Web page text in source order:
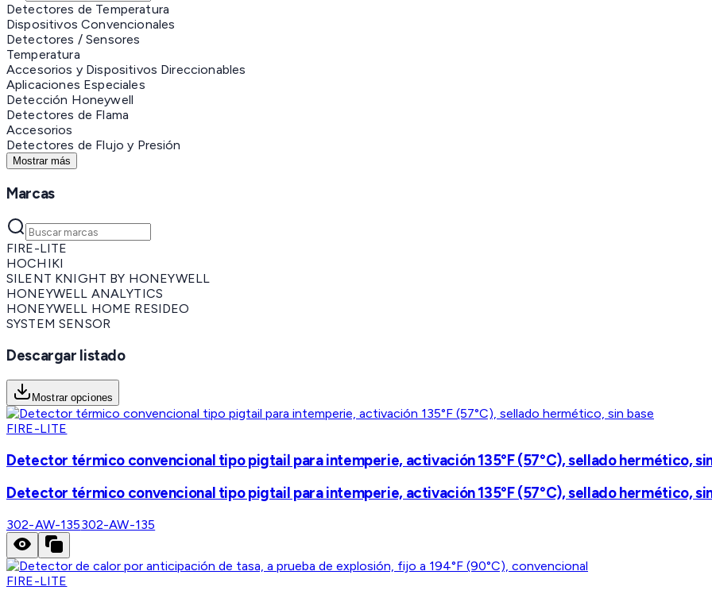
Detectores de Temperatura
Dispositivos Convencionales
Detectores / Sensores
Temperatura
Accesorios y Dispositivos Direccionables
Aplicaciones Especiales
Detección Honeywell
Detectores de Flama
Accesorios
Detectores de Flujo y Presión
Mostrar más
Marcas
FIRE-LITE
HOCHIKI
SILENT KNIGHT BY HONEYWELL
HONEYWELL ANALYTICS
HONEYWELL HOME RESIDEO
SYSTEM SENSOR
Descargar listado
Mostrar opciones
FIRE-LITE
Detector térmico convencional tipo pigtail para intemperie, activación 135°F (57°C), sellado hermético,
Detector térmico convencional tipo pigtail para intemperie, activación 135°F (57°C), sellado hermético,
302-AW-135302-AW-135
FIRE-LITE